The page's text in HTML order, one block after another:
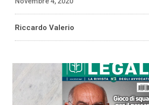
Riccardo Valerio